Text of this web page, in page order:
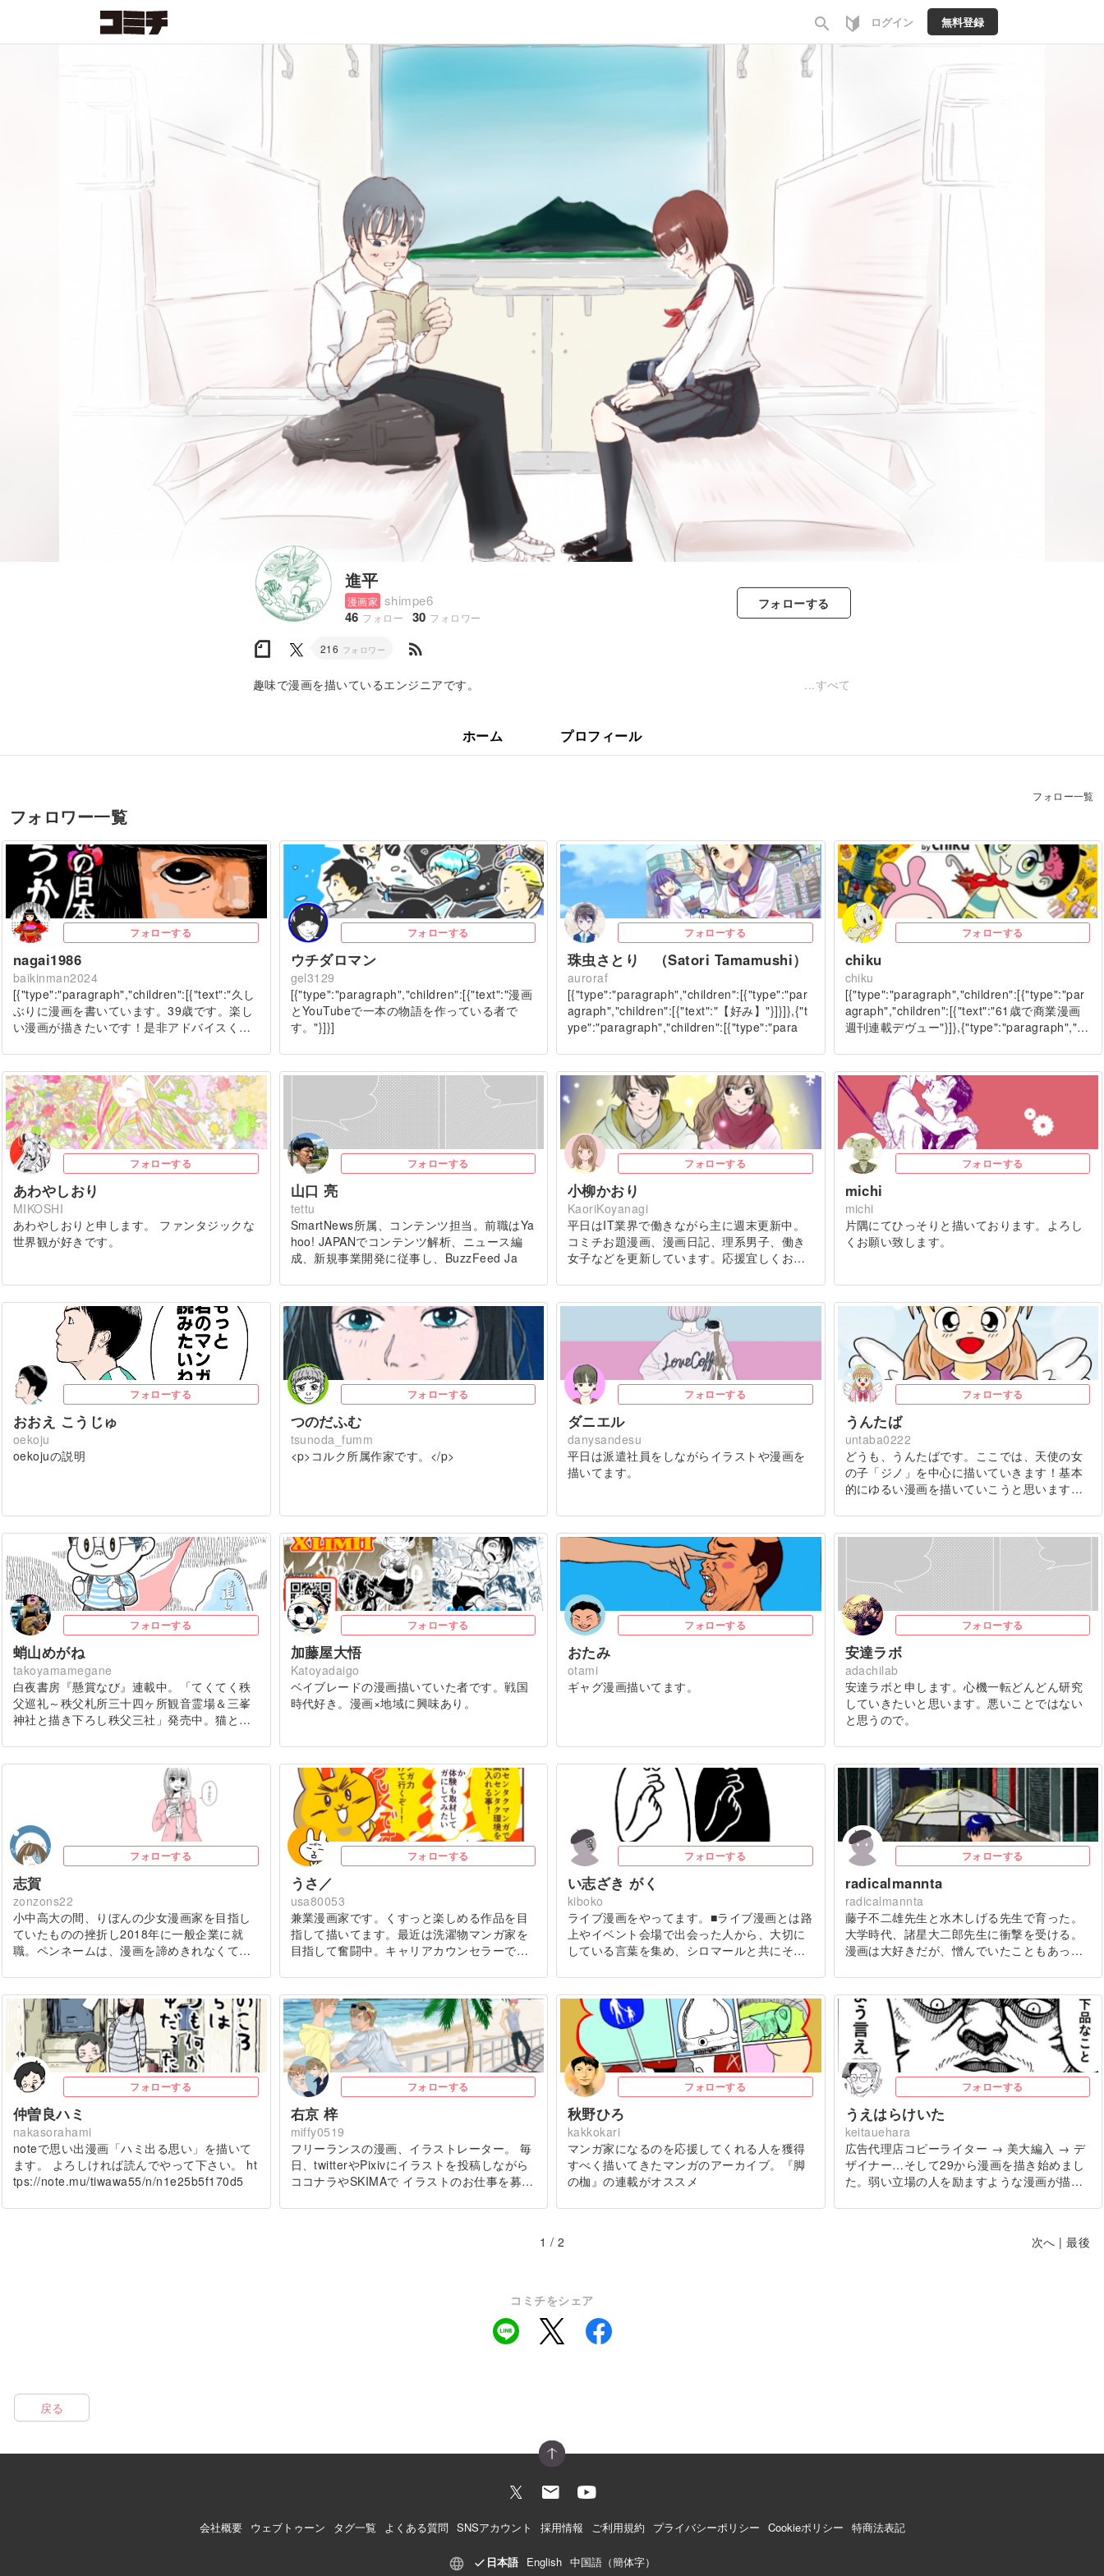
search ログイン 無料登録
進平
漫画家 shimpe6
46 フォロー 30 フォロワー
フォローする
216 フォロワー rss_feed
趣味で漫画を描いているエンジニアです。 すべて
ホーム プロフィール
フォロワー一覧
フォロー一覧
フォローする
nagai1986
baikinman2024
[{"type":"paragraph","children":[{"text":"久し
ぶりに漫画を書いています。39歳です。楽し
い漫画が描きたいです！是非アドバイスく…
フォローする
ウチダロマン
gel3129
[{"type":"paragraph","children":[{"text":"漫画
とYouTubeで一本の物語を作っている者で
す。"}]}]
フォローする
珠虫さとり （Satori Tamamushi）
auroraf
[{"type":"paragraph","children":[{"type":"par
agraph","children":[{"text":"【好み】"}]}]},{"t
ype":"paragraph","children":[{"type":"para
フォローする
chiku
chiku
[{"type":"paragraph","children":[{"type":"par
agraph","children":[{"text":"61歳で商業漫画
週刊連載デヴュー"}]},{"type":"paragraph","…
フォローする
あわやしおり
MIKOSHI
あわやしおりと申します。 ファンタジックな
世界観が好きです。
フォローする
山口 亮
tettu
SmartNews所属、コンテンツ担当。前職はYa
hoo! JAPANでコンテンツ解析、ニュース編
成、新規事業開発に従事し、BuzzFeed Ja
フォローする
小柳かおり
KaoriKoyanagi
平日はIT業界で働きながら主に週末更新中。
コミチお題漫画、漫画日記、理系男子、働き
女子などを更新しています。応援宜しくお…
フォローする
michi
michi
片隅にてひっそりと描いております。よろし
くお願い致します。
フォローする
おおえ こうじゅ
oekoju
oekojuの説明
フォローする
つのだふむ
tsunoda_fumm
<p>コルク所属作家です。</p>
フォローする
ダニエル
danysandesu
平日は派遣社員をしながらイラストや漫画を
描いてます。
フォローする
うんたば
untaba0222
どうも、うんたばです。ここでは、天使の女
の子「ジノ」を中心に描いていきます！基本
的にゆるい漫画を描いていこうと思います…
フォローする
蛸山めがね
takoyamamegane
白夜書房『懸賞なび』連載中。「てくてく秩
父巡礼～秩父札所三十四ヶ所観音霊場＆三峯
神社と描き下ろし秩父三社」発売中。猫と…
フォローする
加藤屋大悟
Katoyadaigo
ベイブレードの漫画描いていた者です。戦国
時代好き。漫画×地域に興味あり。
フォローする
おたみ
otami
ギャグ漫画描いてます。
フォローする
安達ラボ
adachilab
安達ラボと申します。心機一転どんどん研究
していきたいと思います。悪いことではない
と思うので。
フォローする
志賀
zonzons22
小中高大の間、りぼんの少女漫画家を目指し
ていたものの挫折し2018年に一般企業に就
職。ペンネームは、漫画を諦めきれなくて…
フォローする
うさ／
usa80053
兼業漫画家です。くすっと楽しめる作品を目
指して描いてます。最近は洗濯物マンガ家を
目指して奮闘中。キャリアカウンセラーで…
フォローする
い志ざき がく
kiboko
ライブ漫画をやってます。■ライブ漫画とは路
上やイベント会場で出会った人から、大切に
している言葉を集め、シロマールと共にそ…
フォローする
radicalmannta
radicalmannta
藤子不二雄先生と水木しげる先生で育った。
大学時代、諸星大二郎先生に衝撃を受ける。
漫画は大好きだが、憎んでいたこともあっ…
フォローする
仲曽良ハミ
nakasorahami
noteで思い出漫画「ハミ出る思い」を描いて
ます。 よろしければ読んでやって下さい。 ht
tps://note.mu/tiwawa55/n/n1e25b5f170d5
フォローする
右京 梓
miffy0519
フリーランスの漫画、イラストレーター。 毎
日、twitterやPixivにイラストを投稿しながら
ココナラやSKIMAで イラストのお仕事を募…
フォローする
秋野ひろ
kakkokari
マンガ家になるのを応援してくれる人を獲得
すべく描いてきたマンガのアーカイブ。『脚
の枷』の連載がオススメ
フォローする
うえはらけいた
keitauehara
広告代理店コピーライター → 美大編入 → デ
ザイナー…そして29から漫画を描き始めまし
た。弱い立場の人を励ますような漫画が描…
1 / 2 次へ |最後
コミチをシェア
戻る
会社概要 ウェブトゥーン タグ一覧 よくある質問 SNSアカウント 採用情報 ご利用規約 プライバシーポリシー Cookieポリシー 特商法表記
日本語 English 中国語（簡体字）